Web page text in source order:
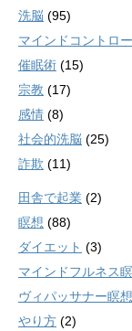
洗脳 (95)
マインドコントロ
催眠術 (15)
宗教 (17)
感情 (8)
社会的洗脳 (25)
詐欺 (11)
田舎で起業 (2)
瞑想 (88)
ダイエット (3)
マインドフルネス
ヴィパッサナー瞑想
やり方 (2)